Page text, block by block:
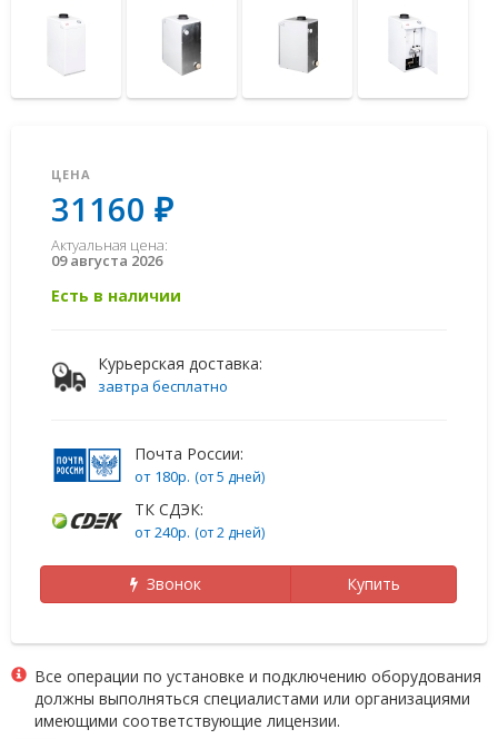
ЦЕНА
31160 ₽
Актуальная цена:
09 августа 2026
Есть в наличии
Курьерская доставка:
завтра бесплатно
Почта России:
от 180р. (от 5 дней)
ТК СДЭК:
от 240р. (от 2 дней)
Звонок Купить
Все операции по установке и подключению оборудования
должны выполняться специалистами или организациями
имеющими соответствующие лицензии.